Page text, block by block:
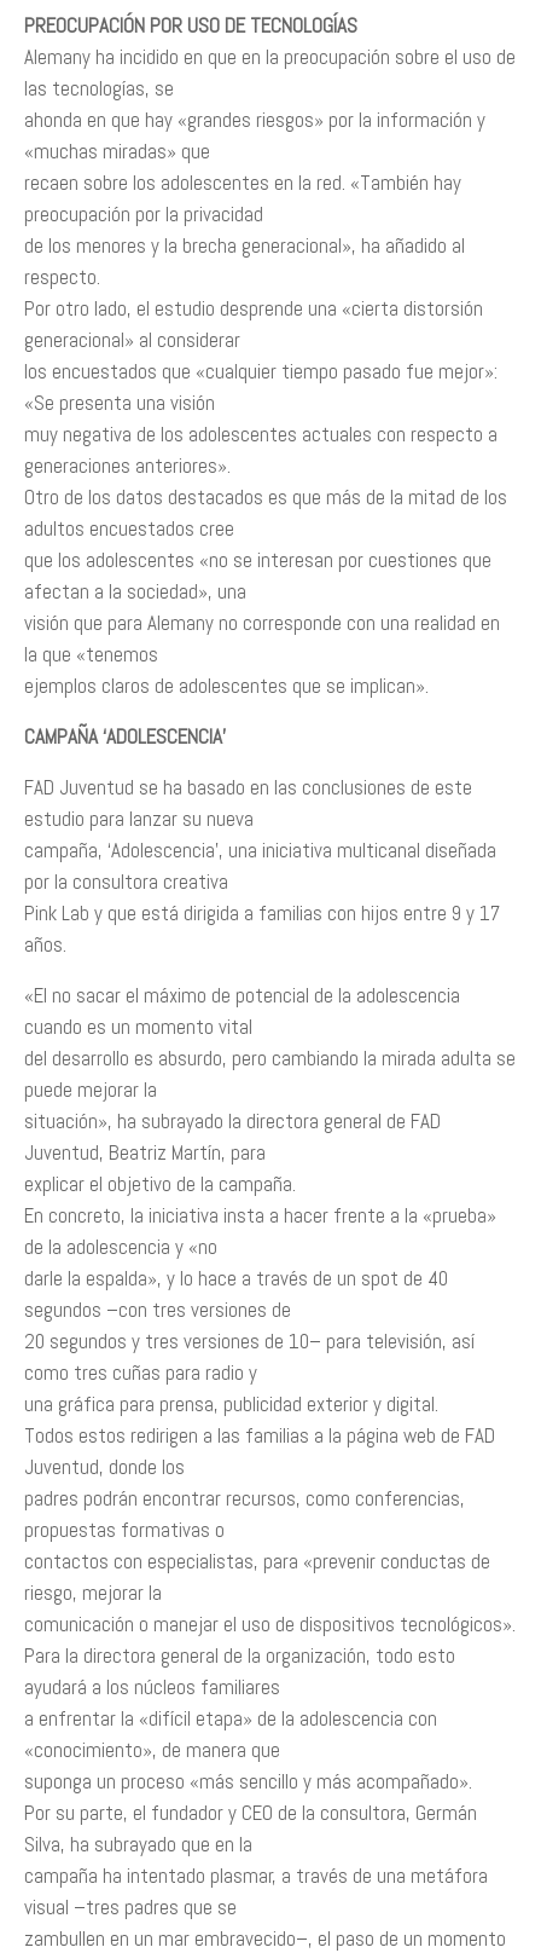
PREOCUPACIÓN POR USO DE TECNOLOGÍAS
Alemany ha incidido en que en la preocupación sobre el uso de
las tecnologías, se
ahonda en que hay «grandes riesgos» por la información y
«muchas miradas» que
recaen sobre los adolescentes en la red. «También hay
preocupación por la privacidad
de los menores y la brecha generacional», ha añadido al
respecto.
Por otro lado, el estudio desprende una «cierta distorsión
generacional» al considerar
los encuestados que «cualquier tiempo pasado fue mejor»:
«Se presenta una visión
muy negativa de los adolescentes actuales con respecto a
generaciones anteriores».
Otro de los datos destacados es que más de la mitad de los
adultos encuestados cree
que los adolescentes «no se interesan por cuestiones que
afectan a la sociedad», una
visión que para Alemany no corresponde con una realidad en
la que «tenemos
ejemplos claros de adolescentes que se implican».
CAMPAÑA ‘ADOLESCENCIA’
FAD Juventud se ha basado en las conclusiones de este
estudio para lanzar su nueva
campaña, ‘Adolescencia’, una iniciativa multicanal diseñada
por la consultora creativa
Pink Lab y que está dirigida a familias con hijos entre 9 y 17
años.
«El no sacar el máximo de potencial de la adolescencia
cuando es un momento vital
del desarrollo es absurdo, pero cambiando la mirada adulta se
puede mejorar la
situación», ha subrayado la directora general de FAD
Juventud, Beatriz Martín, para
explicar el objetivo de la campaña.
En concreto, la iniciativa insta a hacer frente a la «prueba»
de la adolescencia y «no
darle la espalda», y lo hace a través de un spot de 40
segundos –con tres versiones de
20 segundos y tres versiones de 10– para televisión, así
como tres cuñas para radio y
una gráfica para prensa, publicidad exterior y digital.
Todos estos redirigen a las familias a la página web de FAD
Juventud, donde los
padres podrán encontrar recursos, como conferencias,
propuestas formativas o
contactos con especialistas, para «prevenir conductas de
riesgo, mejorar la
comunicación o manejar el uso de dispositivos tecnológicos».
Para la directora general de la organización, todo esto
ayudará a los núcleos familiares
a enfrentar la «difícil etapa» de la adolescencia con
«conocimiento», de manera que
suponga un proceso «más sencillo y más acompañado».
Por su parte, el fundador y CEO de la consultora, Germán
Silva, ha subrayado que en la
campaña ha intentado plasmar, a través de una metáfora
visual –tres padres que se
zambullen en un mar embravecido–, el paso de un momento